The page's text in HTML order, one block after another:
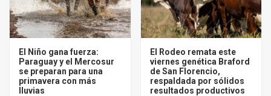
El Niño gana fuerza:
Paraguay y el Mercosur
se preparan para una
primavera con más
lluvias
El Rodeo remata este
viernes genética Braford
de San Florencio,
respaldada por sólidos
resultados productivos